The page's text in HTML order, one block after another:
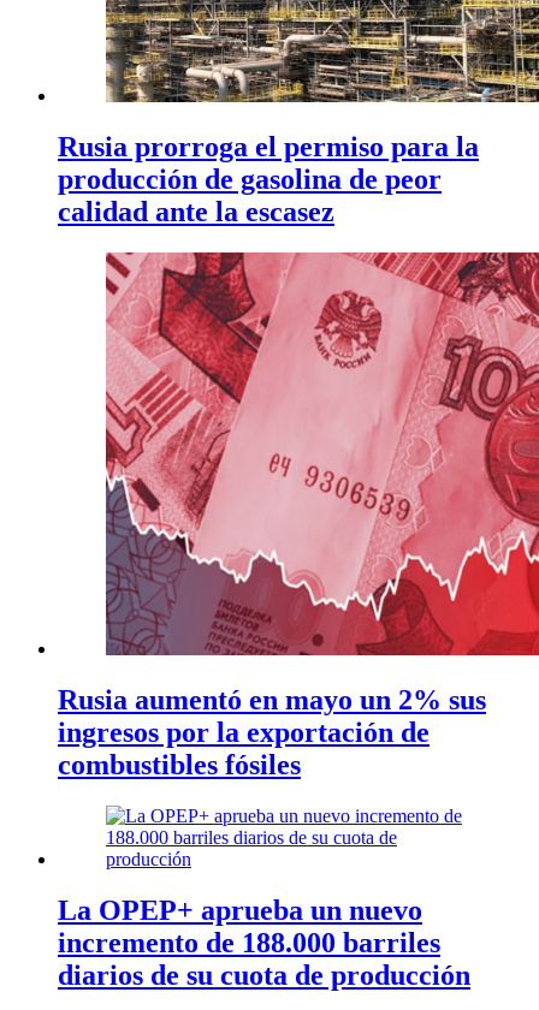
Rusia prorroga el permiso para la
producción de gasolina de peor
calidad ante la escasez
Rusia aumentó en mayo un 2% sus
ingresos por la exportación de
combustibles fósiles
La OPEP+ aprueba un nuevo
incremento de 188.000 barriles
diarios de su cuota de producción